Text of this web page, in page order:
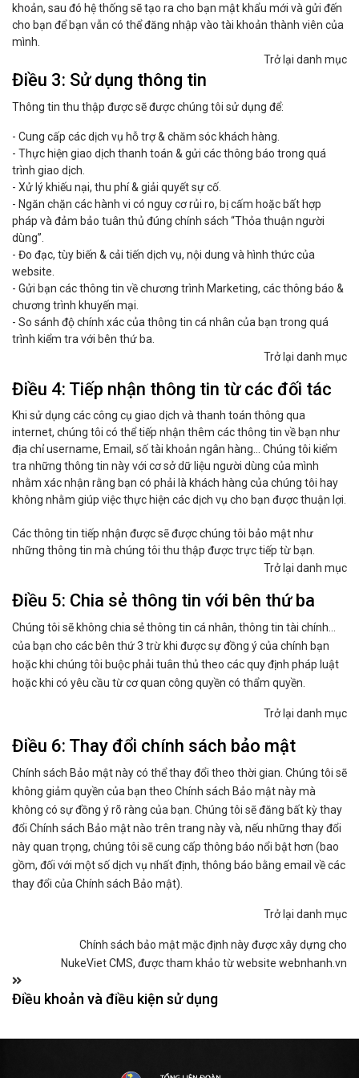
khoản, sau đó hệ thống sẽ tạo ra cho bạn mật khẩu mới và gửi đến
cho bạn để bạn vẫn có thể đăng nhập vào tài khoản thành viên của
mình.
Trở lại danh mục
Điều 3: Sử dụng thông tin
Thông tin thu thập được sẽ được chúng tôi sử dụng để:
- Cung cấp các dịch vụ hỗ trợ & chăm sóc khách hàng.
- Thực hiện giao dịch thanh toán & gửi các thông báo trong quá
trình giao dịch.
- Xử lý khiếu nại, thu phí & giải quyết sự cố.
- Ngăn chặn các hành vi có nguy cơ rủi ro, bị cấm hoặc bất hợp
pháp và đảm bảo tuân thủ đúng chính sách “Thỏa thuận người
dùng”.
- Đo đạc, tùy biến & cải tiến dịch vụ, nội dung và hình thức của
website.
- Gửi bạn các thông tin về chương trình Marketing, các thông báo &
chương trình khuyến mại.
- So sánh độ chính xác của thông tin cá nhân của bạn trong quá
trình kiểm tra với bên thứ ba.
Trở lại danh mục
Điều 4: Tiếp nhận thông tin từ các đối tác
Khi sử dụng các công cụ giao dịch và thanh toán thông qua
internet, chúng tôi có thể tiếp nhận thêm các thông tin về bạn như
địa chỉ username, Email, số tài khoản ngân hàng... Chúng tôi kiểm
tra những thông tin này với cơ sở dữ liệu người dùng của mình
nhằm xác nhận rằng bạn có phải là khách hàng của chúng tôi hay
không nhằm giúp việc thực hiện các dịch vụ cho bạn được thuận lợi.
Các thông tin tiếp nhận được sẽ được chúng tôi bảo mật như
những thông tin mà chúng tôi thu thập được trực tiếp từ bạn.
Trở lại danh mục
Điều 5: Chia sẻ thông tin với bên thứ ba
Chúng tôi sẽ không chia sẻ thông tin cá nhân, thông tin tài chính...
của bạn cho các bên thứ 3 trừ khi được sự đồng ý của chính bạn
hoặc khi chúng tôi buộc phải tuân thủ theo các quy định pháp luật
hoặc khi có yêu cầu từ cơ quan công quyền có thẩm quyền.
Trở lại danh mục
Điều 6: Thay đổi chính sách bảo mật
Chính sách Bảo mật này có thể thay đổi theo thời gian. Chúng tôi sẽ
không giảm quyền của bạn theo Chính sách Bảo mật này mà
không có sự đồng ý rõ ràng của bạn. Chúng tôi sẽ đăng bất kỳ thay
đổi Chính sách Bảo mật nào trên trang này và, nếu những thay đổi
này quan trọng, chúng tôi sẽ cung cấp thông báo nổi bật hơn (bao
gồm, đối với một số dịch vụ nhất định, thông báo bằng email về các
thay đổi của Chính sách Bảo mật).
Trở lại danh mục
Chính sách bảo mật mặc định này được xây dựng cho
NukeViet CMS, được tham khảo từ website webnhanh.vn
Điều khoản và điều kiện sử dụng